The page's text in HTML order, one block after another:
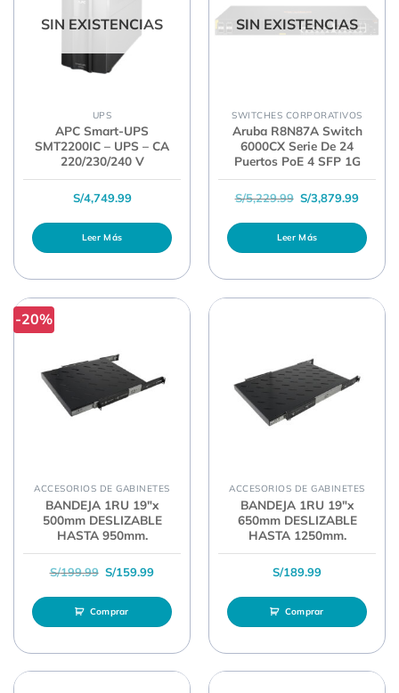
SIN EXISTENCIAS
UPS
APC Smart-UPS
SMT2200IC – UPS – CA
220/230/240 V
S/4,749.99
Leer Más
SIN EXISTENCIAS
SWITCHES CORPORATIVOS
Aruba R8N87A Switch
6000CX Serie De 24
Puertos PoE 4 SFP 1G
S/5,229.99 El precio original
S/3,879.99El
Leer Más
-20%
ACCESORIOS DE GABINETES
BANDEJA 1RU 19″x
500mm DESLIZABLE
HASTA 950mm.
S/199.99 El precio original era: S/199.99.
S/159.99El precio actual es: S/159.99.
Comprar
ACCESORIOS DE GABINETES
BANDEJA 1RU 19″x
650mm DESLIZABLE
HASTA 1250mm.
S/189.99
Comprar